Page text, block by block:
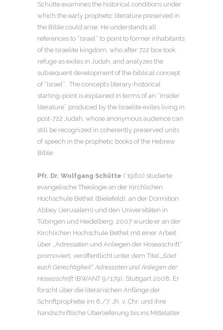
Schütte examines the historical conditions under
which the early prophetic literature preserved in
the Bible could arise. He understands all
references to “Israel” to point to former inhabitants
of the Israelite kingdom, who after 722 bce took
refuge as exiles in Judah, and analyzes the
subsequent development of the biblical concept
of “Israel”. The concept’s literary-historical
starting-point is explained in terms of an “insider
literature” produced by the Israelite exiles living in
post-722 Judah, whose anonymous audience can
still be recognized in coherently preserved units
of speech in the prophetic books of the Hebrew
Bible.
Pfr. Dr. Wolfgang Schütte (*1960) studierte
evangelische Theologie an der Kirchlichen
Hochschule Bethel (Bielefeld), an der Dormition
Abbey (Jerusalem) und den Universitäten in
Tübingen und Heidelberg. 2007 wurde er an der
Kirchlichen Hochschule Bethel mit einer Arbeit
über „Adressaten und Anliegen der Hoseaschrift“
promoviert, veröffentlicht unter dem Titel „Säet
euch Gerechtigkeit“.Adressaten und Anliegen der
Hoseaschrift (BWANT 9/179), Stuttgart 2008. Er
forscht über die literarischen Anfänge der
Schriftprophetie im 8./7. Jh. v. Chr. und ihre
handschriftliche Überlieferung bis ins Mittelalter.